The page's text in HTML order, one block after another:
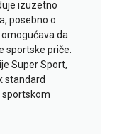
izuzetno
posebno o
da
sportske priče.
Super Sport,
standard